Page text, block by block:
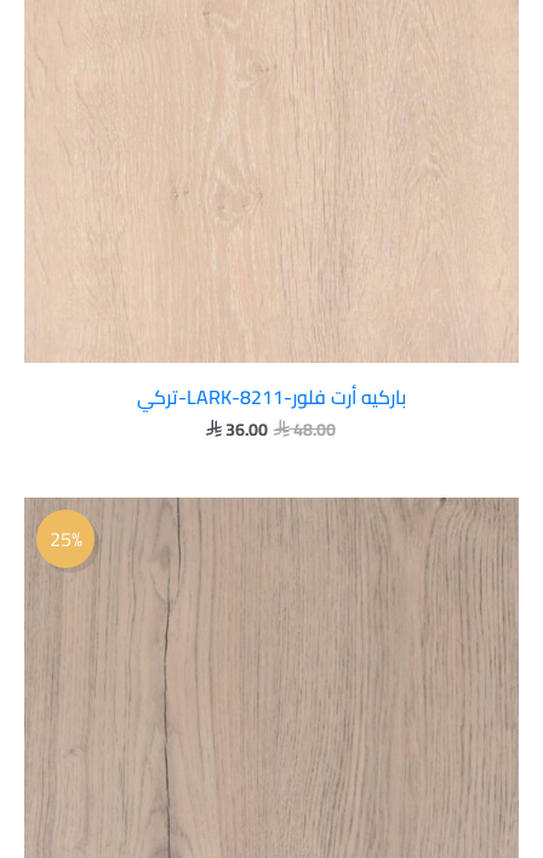
باركيه أرت فلور-LARK-8211-تركي
48.00
36.00
25%
السعر السعر
الحالي
هو:
 36.00.